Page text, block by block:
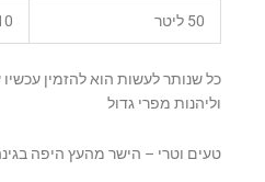
50 ליטר
כל שנותר לעשות הוא להזמין
וליהנות מפרי גדול
טעים וטרי – הישר מהעץ היפה